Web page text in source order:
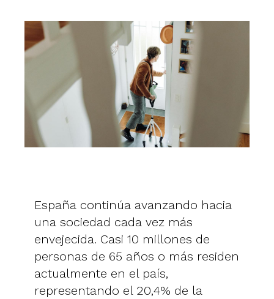
España continúa avanzando hacia
una sociedad cada vez más
envejecida. Casi 10 millones de
personas de 65 años o más residen
actualmente en el país,
representando el 20,4% de la